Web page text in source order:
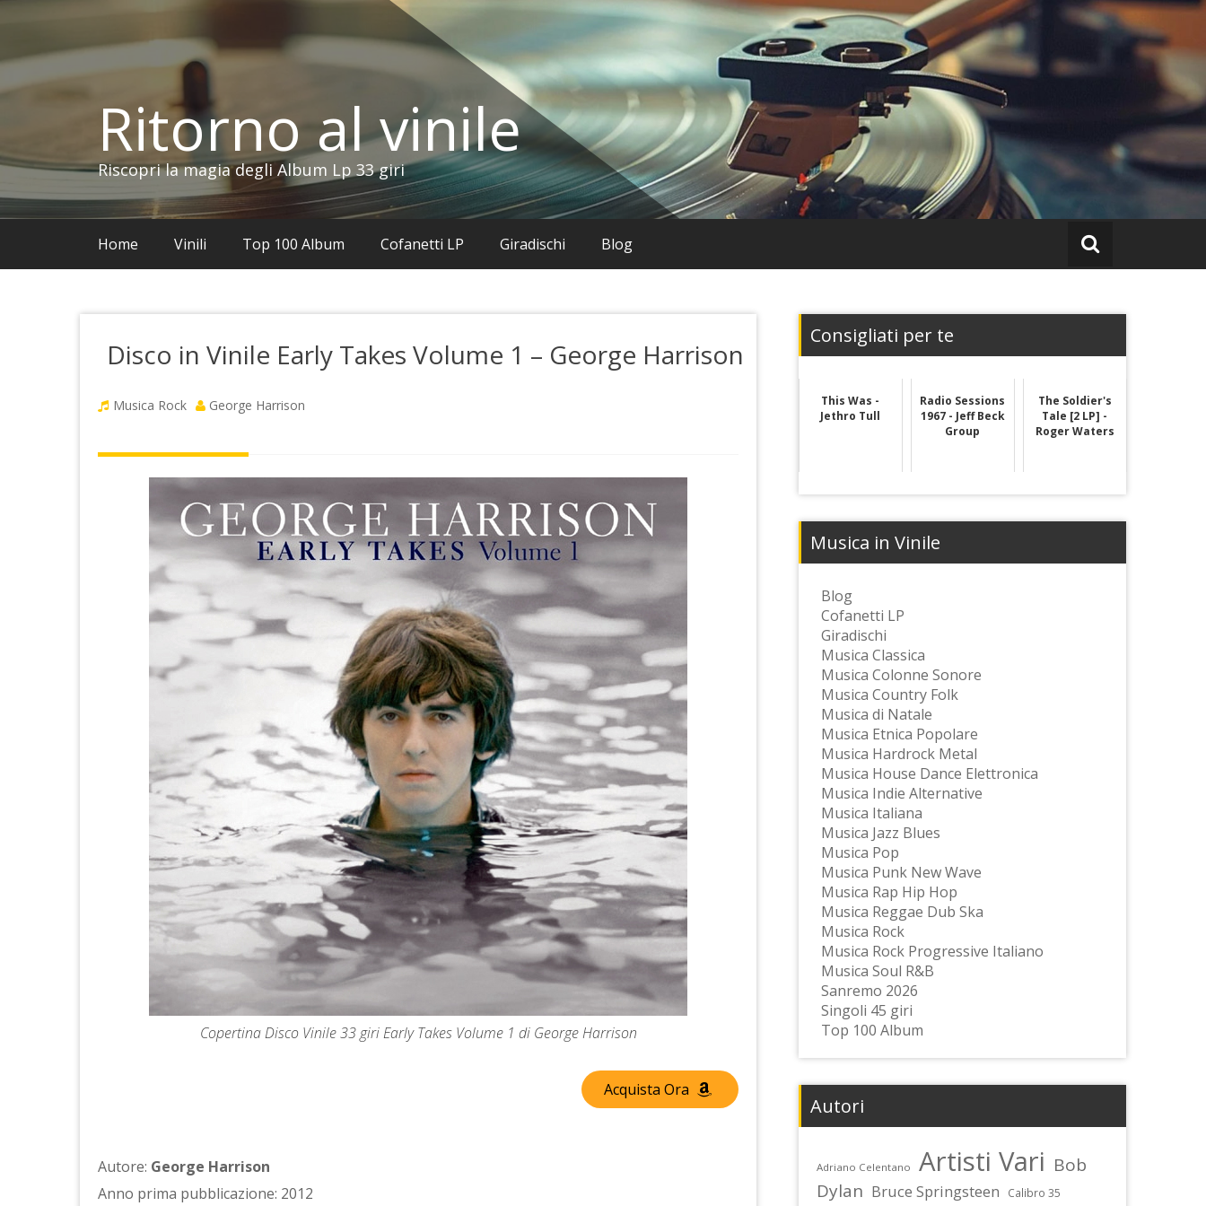
contenuto
Ritorno al vinile
Riscopri la magia degli Album Lp 33 giri
Home Vinili Top 100 Album Cofanetti LP Giradischi Blog
Disco in Vinile Early Takes Volume 1 – George Harrison
Musica Rock George Harrison
Copertina Disco Vinile 33 giri Early Takes Volume 1 di George Harrison
Acquista Ora
Autore: George Harrison
Anno prima pubblicazione: 2012
Consigliati per te
This Was -
Jethro Tull
Radio Sessions
1967 - Jeff Beck
Group
The Soldier's
Tale [2 LP] -
Roger Waters
Musica in Vinile
Blog
Cofanetti LP
Giradischi
Musica Classica
Musica Colonne Sonore
Musica Country Folk
Musica di Natale
Musica Etnica Popolare
Musica Hardrock Metal
Musica House Dance Elettronica
Musica Indie Alternative
Musica Italiana
Musica Jazz Blues
Musica Pop
Musica Punk New Wave
Musica Rap Hip Hop
Musica Reggae Dub Ska
Musica Rock
Musica Rock Progressive Italiano
Musica Soul R&B
Sanremo 2026
Singoli 45 giri
Top 100 Album
Autori
Adriano Celentano Artisti Vari Bob
Dylan Bruce Springsteen Calibro 35